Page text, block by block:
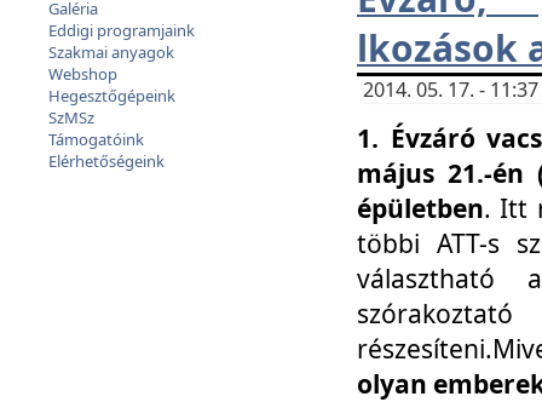
Galéria
Eddigi programjaink
Szakmai anyagok
Webshop
Hegesztőgépeink
SzMSz
Támogatóink
Elérhetőségeink
lkozások
2014. 05. 17. -
1. Évzáró
május 21.-én
épületben. Itt
többi ATT-s
választható
olyan